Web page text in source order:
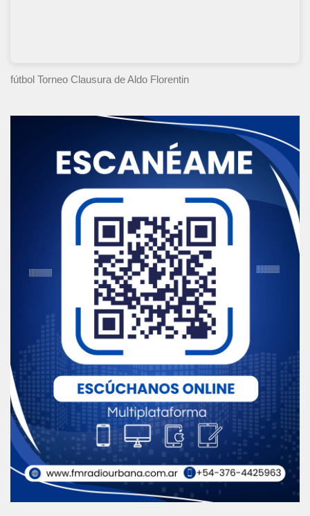
fútbol Torneo Clausurade Aldo Florentin